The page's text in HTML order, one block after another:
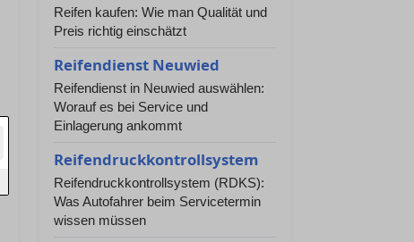
Reifen kaufen: Wie man Qualität und
Preis richtig einschätzt
Reifendienst Neuwied
Reifendienst in Neuwied auswählen:
Worauf es bei Service und
Einlagerung ankommt
Reifendruckkontrollsystem
Reifendruckkontrollsystem (RDKS):
Was Autofahrer beim Servicetermin
wissen müssen